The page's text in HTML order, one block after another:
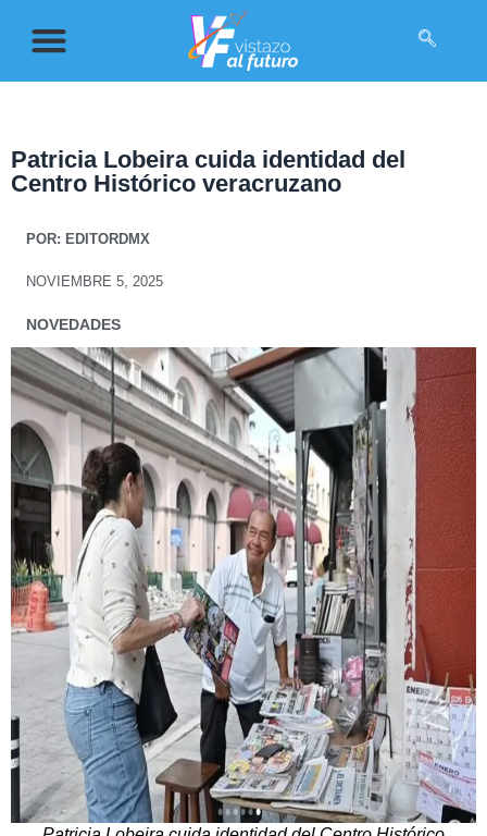
Patricia Lobeira cuida identidad del
Centro Histórico veracruzano
POR: EDITORDMX
NOVIEMBRE 5, 2025
NOVEDADES